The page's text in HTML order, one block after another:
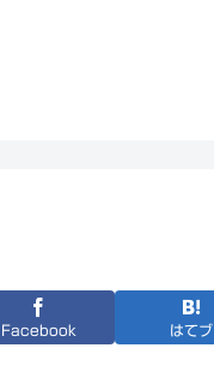
Facebook はてブ